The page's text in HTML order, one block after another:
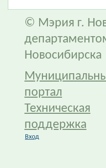
© Мэрия г.
Новосибирска
портал
Техническая
поддержка
Вход